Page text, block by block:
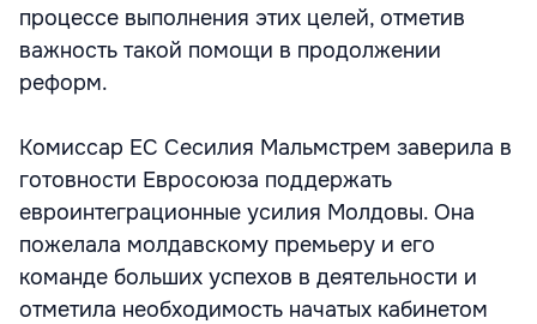
процессе выполнения этих целей, отметив
важность такой помощи в продолжении
реформ.
Комиссар ЕС Сесилия Мальмстрем заверила в
готовности Евросоюза поддержать
евроинтеграционные усилия Молдовы. Она
пожелала молдавскому премьеру и его
команде больших успехов в деятельности и
отметила необходимость начатых кабинетом